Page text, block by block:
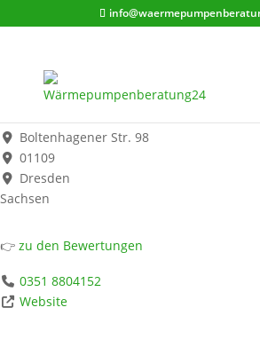
Haustechnik Lautenbach
Boltenhagener Str. 98
01109
Dresden
Sachsen
👉 zu den Bewertungen
0351 8804152
Website